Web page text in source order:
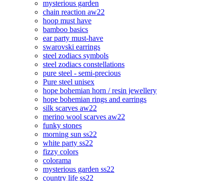
mysterious garden
chain reaction aw22
hoop must have
bamboo basics
ear party must-have
swarovski earrings
steel zodiacs symbols
steel zodiacs constellations
pure steel - semi-precious
Pure steel unisex
hope bohemian horn / resin jewellery
hope bohemian rings and earrings
silk scarves aw22
merino wool scarves aw22
funky stones
morning sun ss22
white party ss22
fizzy colors
colorama
mysterious garden ss22
country life ss22